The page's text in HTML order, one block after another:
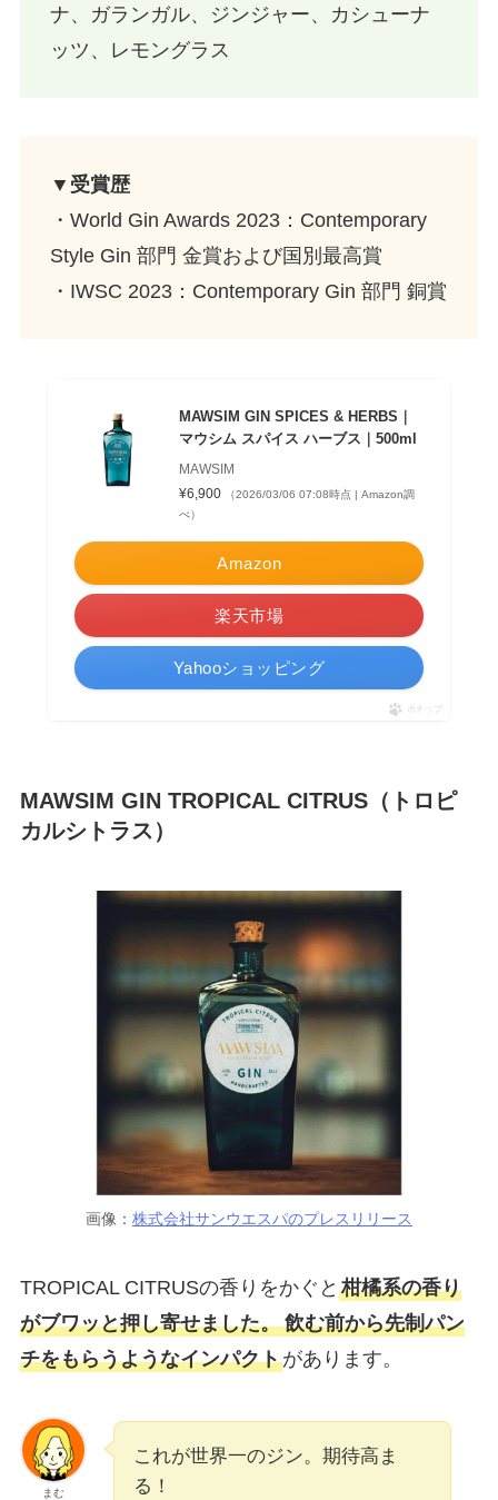
ナ、ガランガル、ジンジャー、カシューナ
ッツ、レモングラス
▼受賞歴
・World Gin Awards 2023：Contemporary
Style Gin 部門 金賞および国別最高賞
・IWSC 2023：Contemporary Gin 部門 銅賞
MAWSIM GIN SPICES & HERBS｜
マウシム スパイス ハーブス｜500ml
MAWSIM
¥6,900
（2026/03/06 07:08時点 | Amazon調
べ）
Amazon
楽天市場
Yahooショッピング
ポチップ
MAWSIM GIN TROPICAL CITRUS（トロピ
カルシトラス）
画像： 株式会社サンウエスパのプレスリリース
TROPICAL CITRUSの香りをかぐと 柑橘系の香り
がブワッと押し寄せました。 飲む前から先制パン
チをもらうようなインパクトがあります。
まむ
これが世界一のジン。期待高ま
る！